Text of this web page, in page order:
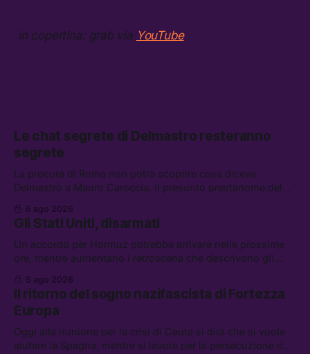
in copertina: grab via YouTube
Le chat segrete di Delmastro resteranno
segrete
La procura di Roma non potrà scoprire cosa diceva
Delmastro a Mauro Caroccia, il presunto prestanome del
attacchi in Libano, il governo chiederà 36 miliardi di
flessibilità in armi e energia, e Grokipedia è già stata
abbandonata
6 ago 2026
Gli Stati Uniti, disarmati
Un accordo per Hormuz potrebbe arrivare nelle prossime
ore, mentre aumentano i retroscena che descrivono gli
chi aspetta i dispersi di Ceuta, il boom dei carburanti
diluiti, e quanti attivisti anti data center sono stati arrestati
5 ago 2026
Il ritorno del sogno nazifascista di Fortezza
Europa
Oggi alla riunione per la crisi di Ceuta si dirà che si vuole
aiutare la Spagna, mentre si lavora per la persecuzione dei